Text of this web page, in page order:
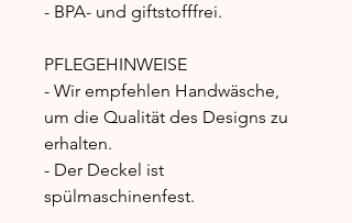
- BPA- und giftstofffrei.
PFLEGEHINWEISE
- Wir empfehlen Handwäsche,
um die Qualität des Designs zu
erhalten.
- Der Deckel ist
spülmaschinenfest.